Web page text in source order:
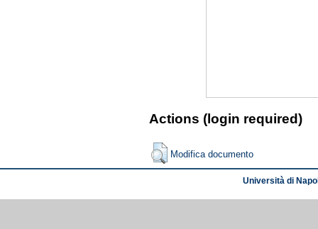
Actions (login required)
Modifica documento
Università di